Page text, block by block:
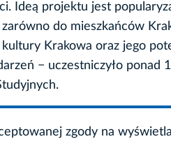
Ideą projektu jest
do mieszkańców
Krakowa oraz jego
− uczestniczyło ponad
zgody na